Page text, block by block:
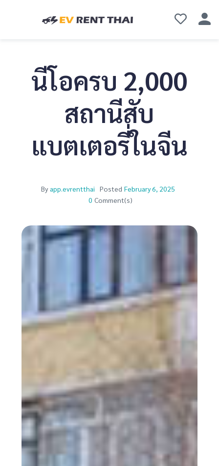
นีโอครบ 2,000
สถานีสับ
แบตเตอรี่ในจีน
By app.evrentthai Posted February 6, 2025
0 Comment(s)